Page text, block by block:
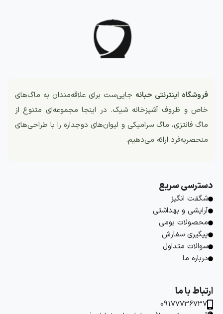
فروشگاه اینترنتی حبانه جایی‌ست برای علاقه‌مندان به ماگ‌های
خاص و ظروف آشپزخانه شیک. در اینجا مجموعه‌ای متنوع از
ماگ فانتزی، ماگ سرامیکی و لیوان‌های دوجداره را با طراحی‌های
منحصربه‌فرد ارائه می‌دهیم.
دسترسی سریع
شگفت انگیز
آرایشی و بهداشتی
محصولات بومی
پیگیری سفارش
سوالات متداول
درباره ما
ارتباط با ما
09177736737